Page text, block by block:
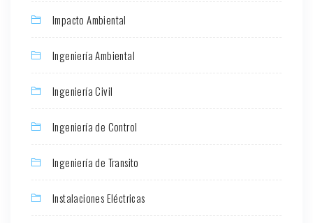
Impacto Ambiental
Ingeniería Ambiental
Ingeniería Civil
Ingeniería de Control
Ingeniería de Transito
Instalaciones Eléctricas